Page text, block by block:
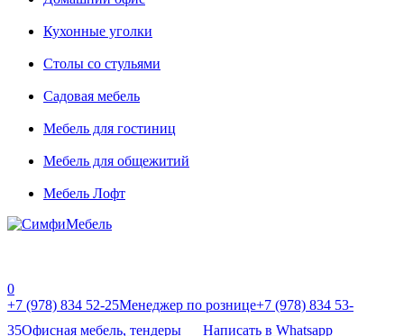
Кухонные уголки
Столы со стульями
Садовая мебель
Мебель для гостиниц
Мебель для общежитий
Мебель Лофт
0
+7 (978) 834 52-25Менеджер по рознице+7 (978) 834 53-
35Офисная мебель, тендеры
Написать в Whatsapp